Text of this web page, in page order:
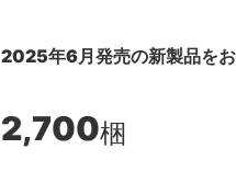
年6月発売の新製品をお
梱